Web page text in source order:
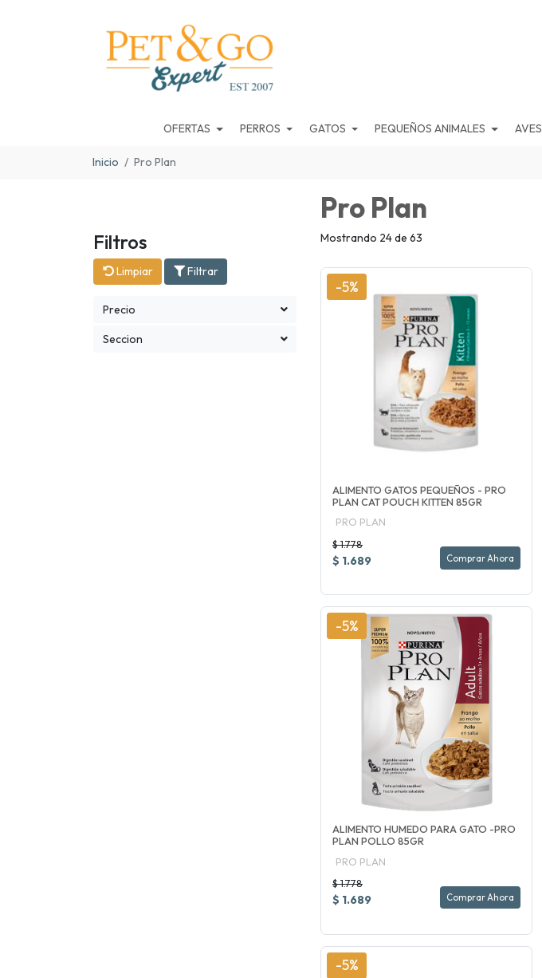
OFERTAS PERROS GATOS PEQUEÑOS ANIMALES AVES
Inicio Pro Plan
Pro Plan
Filtros
Limpiar Filtrar
Precio
Seccion
Mostrando 24 de 63
-5%
ALIMENTO GATOS PEQUEÑOS - PRO
PLAN CAT POUCH KITTEN 85GR
PRO PLAN
$ 1.778
$ 1.689 Comprar Ahora
-5%
ALIMENTO HUMEDO PARA GATO -PRO
PLAN POLLO 85GR
PRO PLAN
$ 1.778
$ 1.689 Comprar Ahora
-5%